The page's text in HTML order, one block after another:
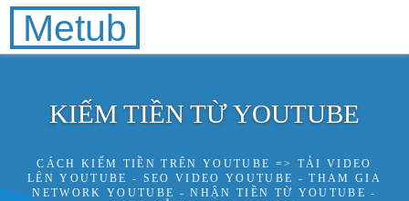
Metub
KIẾM TIỀN TỪ YOUTUBE
CÁCH KIẾM TIỀN TRÊN YOUTUBE => TẢI VIDEO
LÊN YOUTUBE - SEO VIDEO YOUTUBE - THAM GIA
NETWORK YOUTUBE - NHẬN TIỀN TỪ YOUTUBE -